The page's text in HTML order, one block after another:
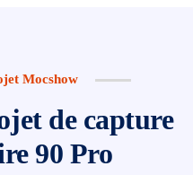
Mocshow
de capture
90 Pro